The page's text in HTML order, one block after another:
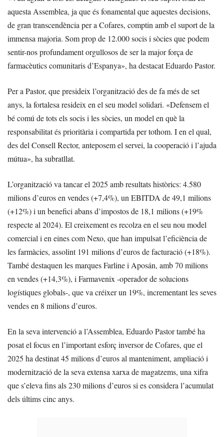
aquesta Assemblea, ja que és fonamental que aquestes decisions,
de gran transcendència per a Cofares, comptin amb el suport de la
immensa majoria. Som prop de 12.000 socis i sòcies que podem
sentir-nos profundament orgullosos de ser la major força de
farmacèutics comunitaris d’Espanya», ha destacat Eduardo Pastor.
Per a Pastor, que presideix l’organització des de fa més de set
anys, la fortalesa resideix en el seu model solidari. «Defensem el
bé comú de tots els socis i les sòcies, un model en què la
responsabilitat és prioritària i compartida per tothom. I en el qual,
des del Consell Rector, anteposem el servei, la cooperació i l’ajuda
mútua», ha subratllat.
L’organització va tancar el 2025 amb resultats històrics: 4.580
milions d’euros en vendes (+7,4%), un EBITDA de 49,1 milions
(+12%) i un benefici abans d’impostos de 18,1 milions (+19%
respecte al 2024). El creixement es recolza en el seu nou model
comercial i en eines com Nexo, que han impulsat l’eficiència de
les farmàcies, assolint 191 milions d’euros de facturació (+18%).
També destaquen les marques Farline i Aposán, amb 70 milions
en vendes (+14,3%), i Farmavenix -operador de solucions
logístiques globals-, que va créixer un 19%, incrementant les seves
vendes en 8 milions d’euros.
En la seva intervenció a l’Assemblea, Eduardo Pastor també ha
posat el focus en l’important esforç inversor de Cofares, que el
2025 ha destinat 45 milions d’euros al manteniment, ampliació i
modernització de la seva extensa xarxa de magatzems, una xifra
que s’eleva fins als 230 milions d’euros si es considera l’acumulat
dels últims cinc anys.